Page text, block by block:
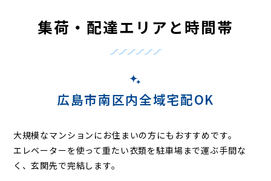
集荷・配達エリアと時間帯
広島市南区内全域宅配OK
大規模なマンションにお住まいの方にもおすすめです。
エレベーターを使って重たい衣類を駐車場まで運ぶ手間な
く、玄関先で完結します。